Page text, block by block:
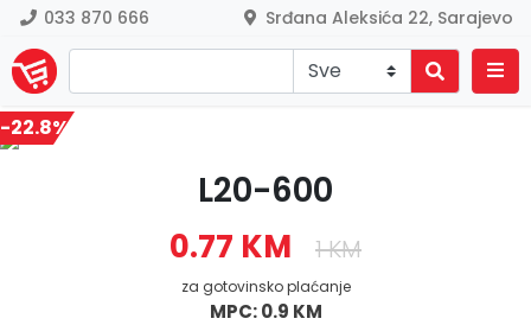
033 870 666 Srđana Aleksića 22, Sarajevo
-22.8%Previous
L20-600
0.77 KM 1 KM
za gotovinsko plaćanje
MPC: 0.9 KM